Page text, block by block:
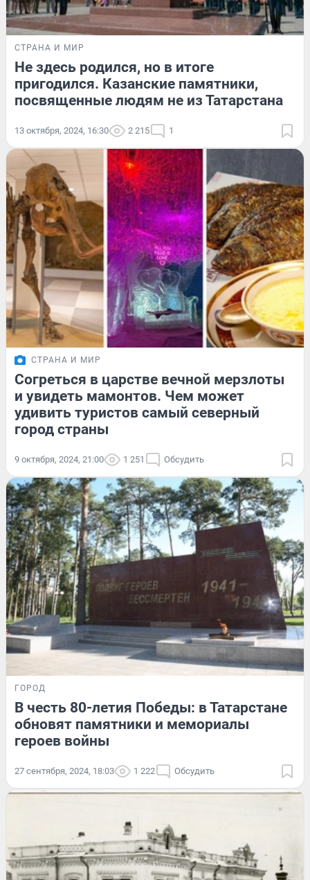
СТРАНА И МИР
Не здесь родился, но в итоге
пригодился. Казанские памятники,
посвященные людям не из Татарстана
13 октября, 2024, 16:30 2 215 1
СТРАНА И МИР
Согреться в царстве вечной мерзлоты
и увидеть мамонтов. Чем может
удивить туристов самый северный
город страны
9 октября, 2024, 21:00 1 251 Обсудить
ГОРОД
В честь 80-летия Победы: в Татарстане
обновят памятники и мемориалы
героев войны
27 сентября, 2024, 18:03 1 222 Обсудить